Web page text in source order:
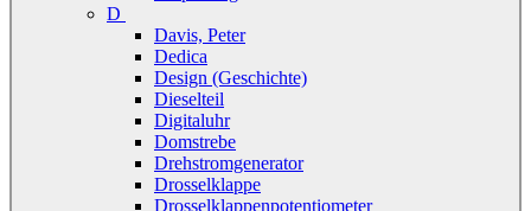
D
Davis, Peter
Dedica
Design (Geschichte)
Dieselteil
Digitaluhr
Domstrebe
Drehstromgenerator
Drosselklappe
Drosselklappenpotentiometer